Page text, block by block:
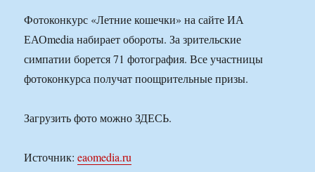
Фотоконкурс «Летние кошечки» на сайте ИА
ЕАОmedia набирает обороты. За зрительские
симпатии борется 71 фотография. Все участницы
фотоконкурса получат поощрительные призы.
Загрузить фото можно ЗДЕСЬ.
Источник:eaomedia.ru